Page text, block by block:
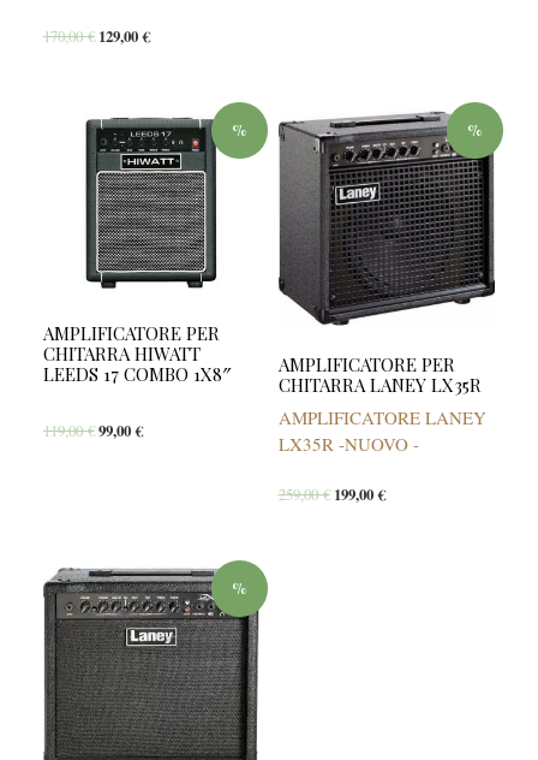
170,00€ 129,00€
%
AMPLIFICATORE PER
CHITARRA HIWATT
LEEDS 17 COMBO 1X8″
119,00€99,00€
%
AMPLIFICATORE PER
CHITARRA LANEY LX35R
AMPLIFICATORE LANEY
LX35R -NUOVO -
259,00€ 199,00€
%